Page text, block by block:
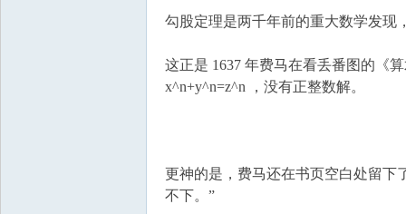
勾股定理是两千年前的重大数学发现
这正是 1637 年费马在看丢番图的《
x^n+y^n=z^n ，没有正整数解。
更神的是，费马还在书页空白处留下
不下。”